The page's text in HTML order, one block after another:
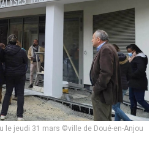
le jeudi 31 mars ©ville de Doué-en-Anjou